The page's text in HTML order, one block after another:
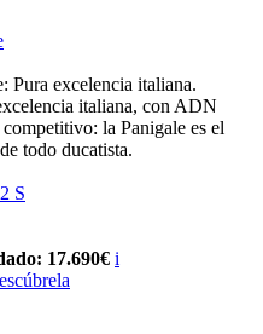
Pura excelencia italiana.
italiana, con ADN
la Panigale es el
todo ducatista.
S
17.690€ i